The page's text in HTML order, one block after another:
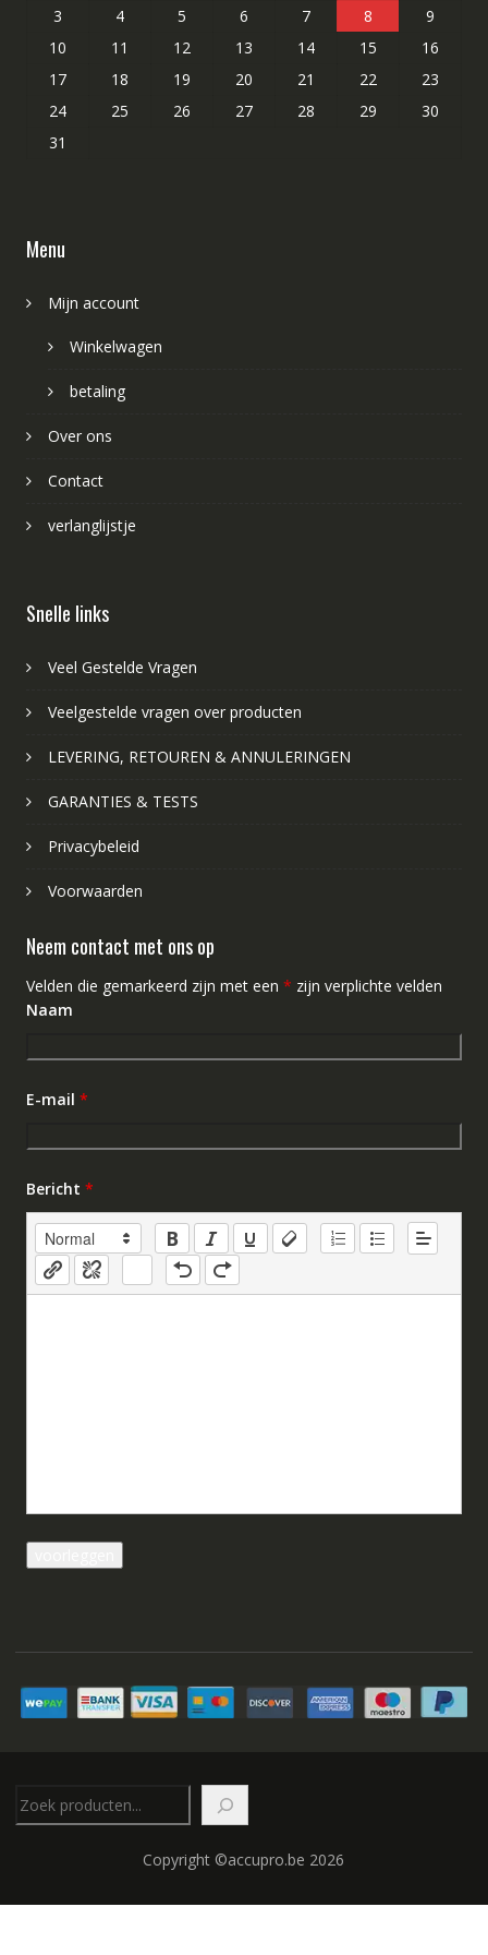
3
4 5 6 7 8
9
10
11 12 13 14 15
16
17
18 19 20 21 22
23
24
25 26 27 28 29
30
31
Menu
Mijn account
Winkelwagen
betaling
Over ons
Contact
verlanglijstje
Snelle links
Veel Gestelde Vragen
Veelgestelde vragen over producten
LEVERING, RETOUREN & ANNULERINGEN
GARANTIES & TESTS
Privacybeleid
Voorwaarden
Neem contact met ons op
Velden die gemarkeerd zijn met een * zijn verplichte velden
Naam
E-mail *
Bericht *
Copyright ©accupro.be 2026